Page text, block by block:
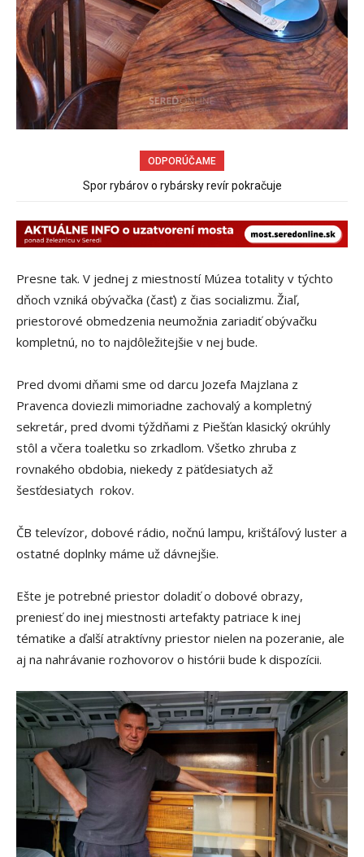
ODPORÚČAME
Spor rybárov o rybársky revír pokračuje
Burina pri cyklotrase Sereď – Šúrovce
Presne tak. V jednej z miestností Múzea totality v týchto
dňoch vzniká obývačka (časť) z čias socializmu. Žiaľ,
priestorové obmedzenia neumožnia zariadiť obývačku
kompletnú, no to najdôležitejšie v nej bude.
Pred dvomi dňami sme od darcu Jozefa Majzlana z
Pravenca doviezli mimoriadne zachovalý a kompletný
sekretár, pred dvomi týždňami z Piešťan klasický okrúhly
stôl a včera toaletku so zrkadlom. Všetko zhruba z
rovnakého obdobia, niekedy z päťdesiatych až
šesťdesiatych rokov.
ČB televízor, dobové rádio, nočnú lampu, krištáľový luster a
ostatné doplnky máme už dávnejšie.
Ešte je potrebné priestor doladiť o dobové obrazy,
preniesť do inej miestnosti artefakty patriace k inej
tématike a ďalší atraktívny priestor nielen na pozeranie, ale
aj na nahrávanie rozhovorov o histórii bude k dispozícii.